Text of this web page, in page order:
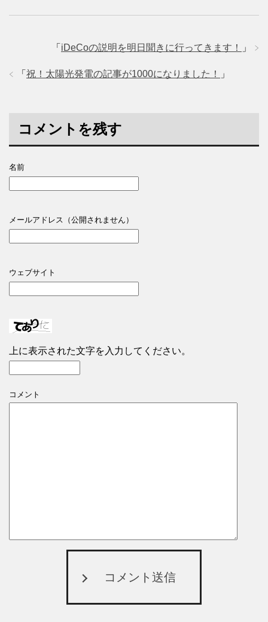
「 iDeCoの説明を明日聞きに行ってきます！ 」
「 祝！太陽光発電の記事が1000になりました！ 」
コメントを残す
名前
メールアドレス（公開されません）
ウェブサイト
上に表示された文字を入力してください。
コメント
コメント送信